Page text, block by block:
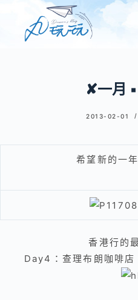
✘一月
2013-02-01
希望新的一
香港行的
Day4 ：查理布朗咖啡店